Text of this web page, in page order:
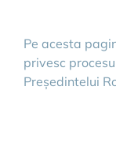
Pe acesta
privesc
Președintelui